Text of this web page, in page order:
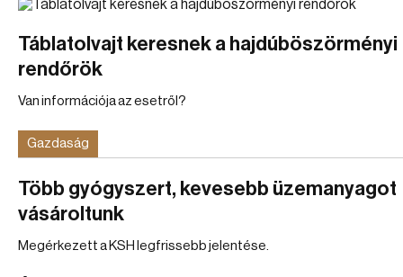
Táblatolvajt keresnek a hajdúböszörményi
rendőrök
Van információja az esetről?
Gazdaság
Több gyógyszert, kevesebb üzemanyagot
vásároltunk
Megérkezett a KSH legfrissebb jelentése.